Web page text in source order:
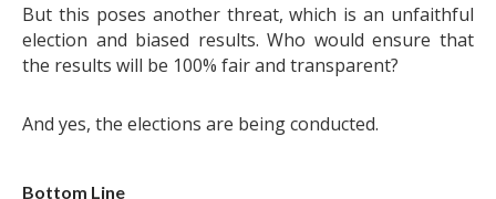
But this poses another threat, which is an unfaithful
election and biased results. Who would ensure that
the results will be 100% fair and transparent?
And yes, the elections are being conducted.
Bottom Line